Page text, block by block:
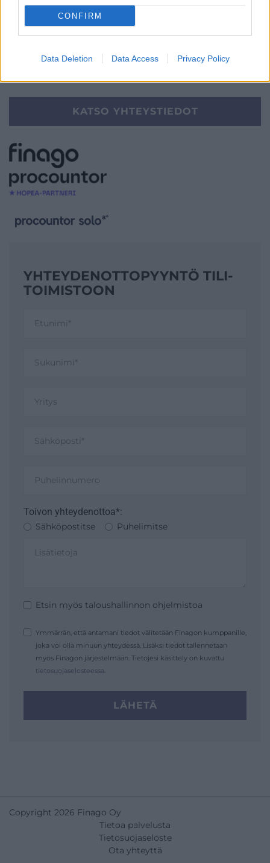
CONFIRM
Data Deletion Data Access Privacy Policy
Yrityksen elinkaarenhallinta (esim. yrityksen
perustamispalvelut)
KATSO YHTEYSTIEDOT
YHTEYDENOTTO­PYYNTÖ TILI­
TOIMISTOON
Toivon yhteydenottoa*:
Sähköpostitse Puhelimitse
Etsin myös taloushallinnon ohjelmistoa
Ymmärrän, että antamani tiedot välitetään Finagon kumppanille,
joka voi olla minuun yhteydessä. Lisäksi tiedot tallennetaan
myös Finagon järjestelmään. Tietojesi käsittely on kuvattu
tietosuojaselosteessa .
LÄHETÄ
Copyright 2026 Finago Oy
Tietoa palvelusta
Tietosuojaseloste
Ota yhteyttä